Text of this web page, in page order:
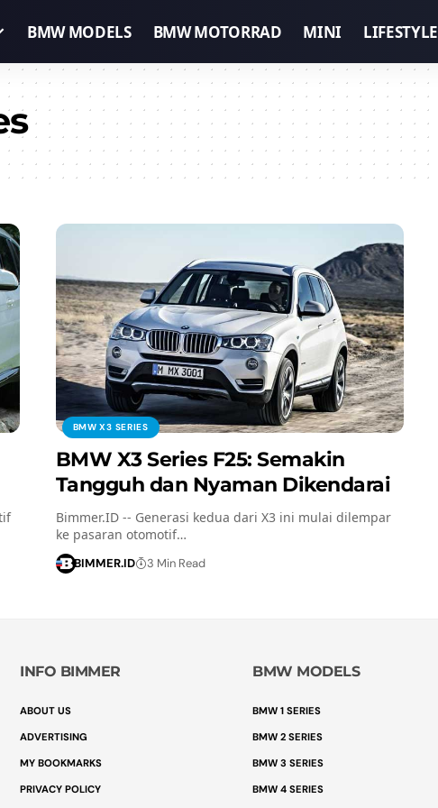
BMW MODELS BMW MOTORRAD MINI LIFESTYLE
BMW X3 SERIES
BMW X3 Series F25: Semakin
Tangguh dan Nyaman Dikendarai
Bimmer.ID -- Generasi kedua dari X3 ini mulai dilempar
ke pasaran otomotif…
BIMMER.ID 3 Min Read
INFO BIMMER
ABOUT US
ADVERTISING
MY BOOKMARKS
PRIVACY POLICY
BMW MODELS
BMW 1 SERIES
BMW 2 SERIES
BMW 3 SERIES
BMW 4 SERIES